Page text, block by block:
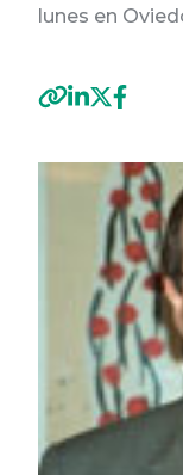
lunes en